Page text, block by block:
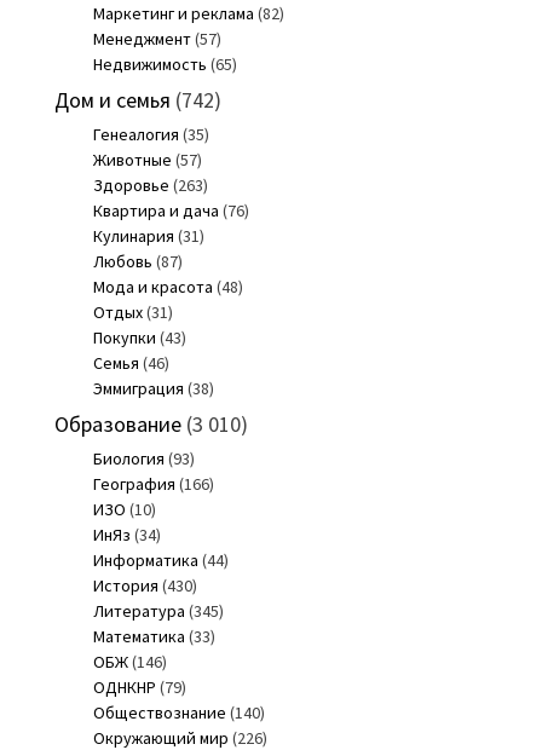
Маркетинг и реклама (82)
Менеджмент(57)
Недвижимость (65)
Дом и семья (742)
Генеалогия (35)
Животные (57)
Здоровье (263)
Квартира и дача (76)
Кулинария (31)
Любовь (87)
Мода и красота (48)
Отдых(31)
Покупки (43)
Семья (46)
Эммиграция (38)
Образование(3 010)
Биология (93)
География (166)
ИЗО (10)
ИнЯз (34)
Информатика (44)
История (430)
Литература (345)
Математика (33)
ОБЖ(146)
ОДНКНР (79)
Обществознание (140)
Окружающий мир (226)